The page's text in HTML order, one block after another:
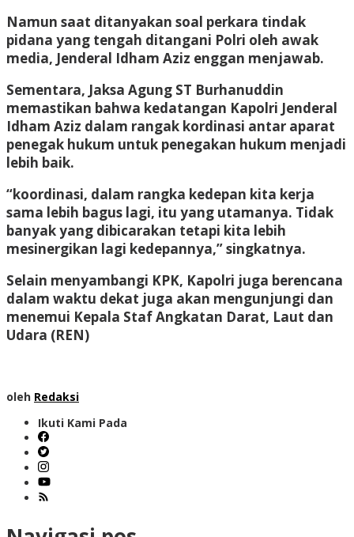
Namun saat ditanyakan soal perkara tindak
pidana yang tengah ditangani Polri oleh awak
media, Jenderal Idham Aziz enggan menjawab.
Sementara, Jaksa Agung ST Burhanuddin
memastikan bahwa kedatangan Kapolri Jenderal
Idham Aziz dalam rangak kordinasi antar aparat
penegak hukum untuk penegakan hukum menjadi
lebih baik.
“koordinasi, dalam rangka kedepan kita kerja
sama lebih bagus lagi, itu yang utamanya. Tidak
banyak yang dibicarakan tetapi kita lebih
mesinergikan lagi kedepannya,” singkatnya.
Selain menyambangi KPK, Kapolri juga berencana
dalam waktu dekat juga akan mengunjungi dan
menemui Kepala Staf Angkatan Darat, Laut dan
Udara (REN)
oleh Redaksi
Ikuti Kami Pada